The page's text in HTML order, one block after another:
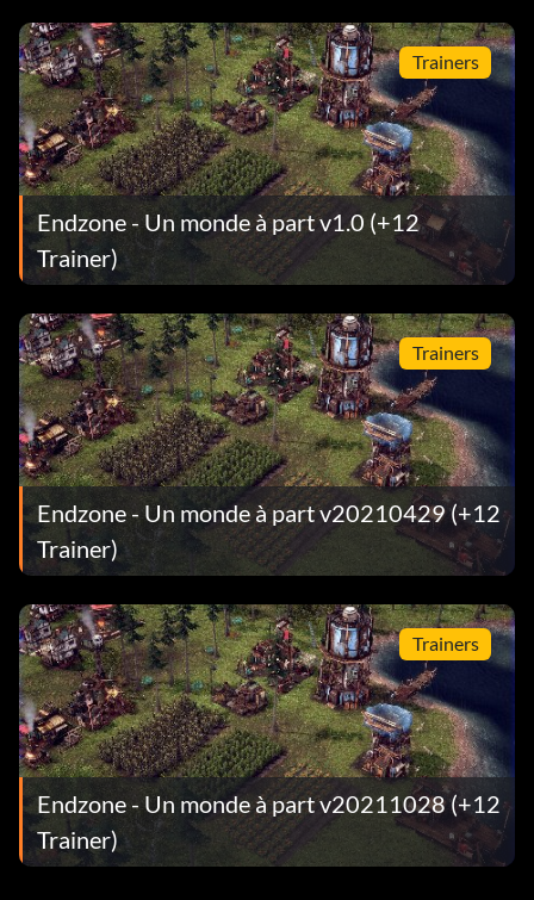
Trainers
Endzone - Un monde à part v1.0 (+12
Trainer)
Trainers
Endzone - Un monde à part v20210429 (+12
Trainer)
Trainers
Endzone - Un monde à part v20211028 (+12
Trainer)